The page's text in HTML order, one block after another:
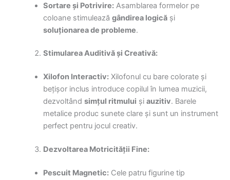
Sortare și Potrivire:Asamblarea formelor pe
coloane stimulează gândirea logicăși
soluționarea de probleme.
Stimularea Auditivă și Creativă:
Xilofon Interactiv:Xilofonul cu bare colorate și
bețișor inclus introduce copilul în lumea muzicii,
dezvoltând simțul ritmului și auzitiv. Barele
metalice produc sunete clare și sunt un instrument
perfect pentru jocul creativ.
Dezvoltarea Motricității Fine:
Pescuit Magnetic:Cele patru figurine tip